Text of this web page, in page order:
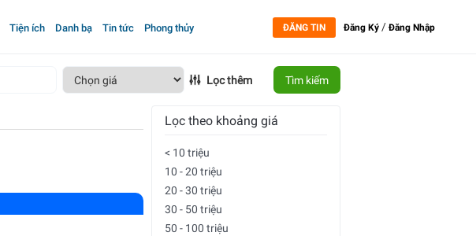
Tiện ích Danh bạ Tin tức Phong thủy ĐĂNG TIN Đăng Ký /Đăng Nhập
Lọc thêm Tìm kiếm
Lọc theo khoảng giá
< 10 triệu
10 - 20 triệu
20 - 30 triệu
30 - 50 triệu
50 - 100 triệu